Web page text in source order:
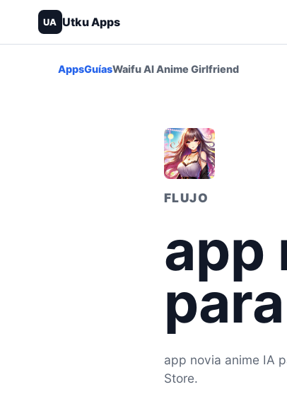
UA Utku Apps
AppsGuíasWaifu AI Anime Girlfriend
FLUJO
app
app novia anime IA
Store.